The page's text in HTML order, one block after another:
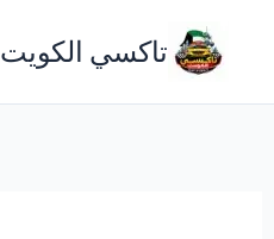
المحتوى
تاكسي الكويت